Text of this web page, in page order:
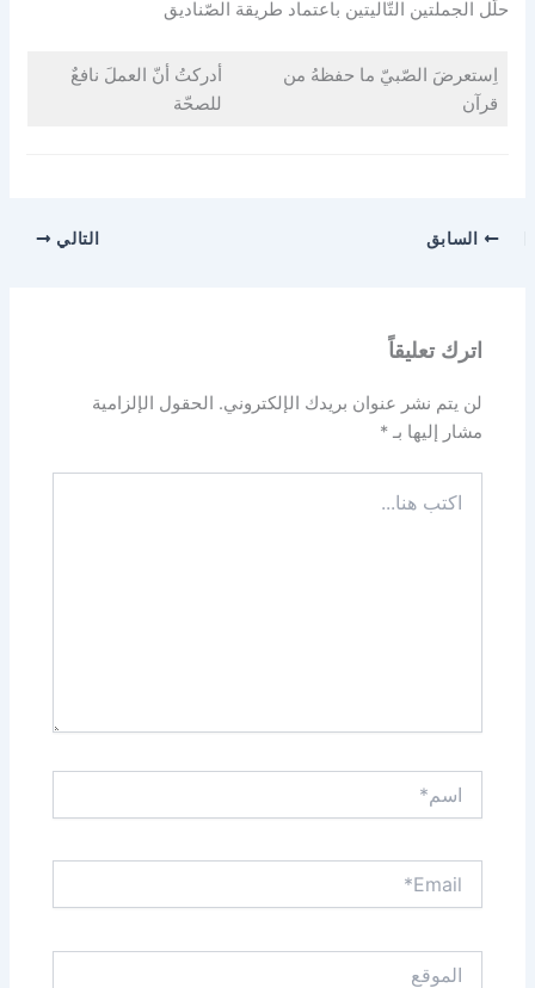
حلّل الجملتين التّاليتين باعتماد طريقة الصّناديق
اِستعرضَ الصّبيّ ما حفظهُ من
قرآن
أدركتُ أنّ العملَ نافعٌ
للصحّة
السابق التالي
اترك تعليقاً
لن يتم نشر عنوان بريدك الإلكتروني. الحقول الإلزامية
مشار إليها بـ*
هنا...